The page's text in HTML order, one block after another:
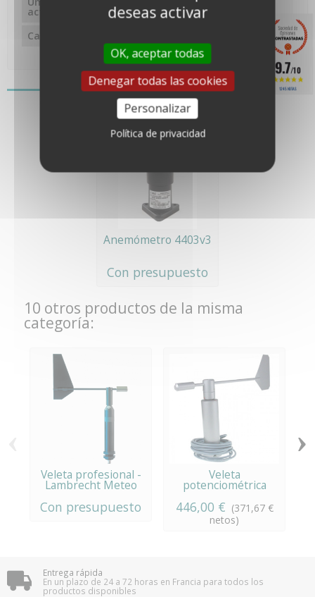
activación
Calefacción
También le puede gustar
Anemómetro 4403v3
Con presupuesto
10 otros productos de la misma
categoría:
Veleta profesional -
Lambrecht Meteo
Con presupuesto
Veleta
potenciométrica
446,00 € (371,67 €
netos)
›
Entrega rápida
En un plazo de 24 a 72 horas en Francia para todos los
productos disponibles
9.7/10
1245 NOTAS
deseas activar
OK, aceptar todas
Denegar todas las cookies
Personalizar
Política de privacidad